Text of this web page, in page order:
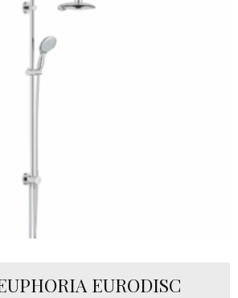
EURODISC